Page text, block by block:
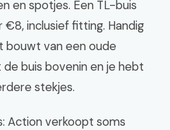
en spotjes. Een TL-buis
inclusief fitting. Handig
bouwt van een oude
buis bovenin en je hebt
stekjes.
Action verkoopt soms